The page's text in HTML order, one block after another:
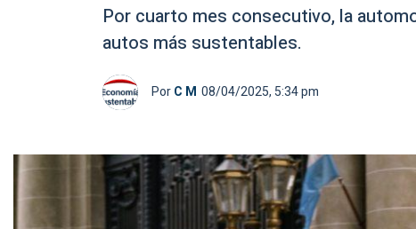
Por cuarto mes consecutivo, la
autos más sustentables.
PorC M 08/04/2025, 5:34 pm